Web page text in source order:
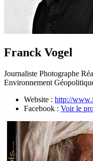
Franck Vogel
Journaliste Photographe
Environnement
Website : http://
Facebook : Voir le